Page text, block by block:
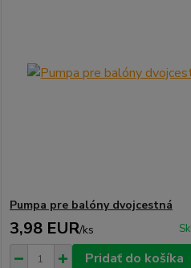
Pumpa pre balóny dvojcestná
3,98 EUR/ks
Pridať do košíka